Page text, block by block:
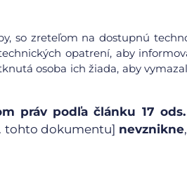
so zreteľom na dostupnú
opatrení, aby
osoba ich žiada, aby
práv podľa článku 17 ods.
tohto dokumentu] nevznikne